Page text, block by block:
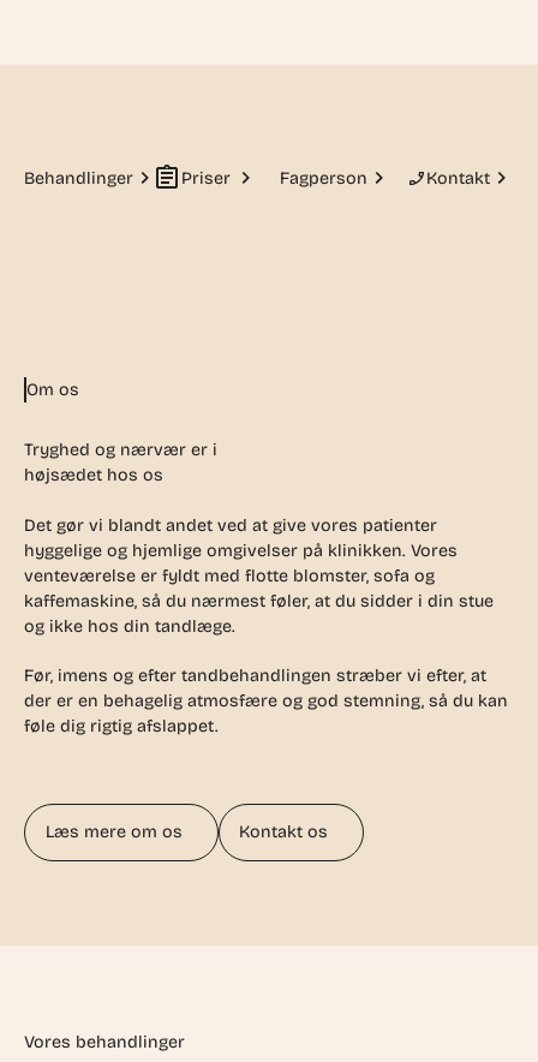
Behandlinger Priser Fagperson Kontakt
Om os
Tryghed og nærvær er i
højsædet hos os
Det gør vi blandt andet ved at give vores patienter
hyggelige og hjemlige omgivelser på klinikken. Vores
venteværelse er fyldt med flotte blomster, sofa og
kaffemaskine, så du nærmest føler, at du sidder i din stue
og ikke hos din tandlæge.
Før, imens og efter tandbehandlingen stræber vi efter, at
der er en behagelig atmosfære og god stemning, så du kan
føle dig rigtig afslappet.
Læs mere om os Kontakt os
Vores behandlinger